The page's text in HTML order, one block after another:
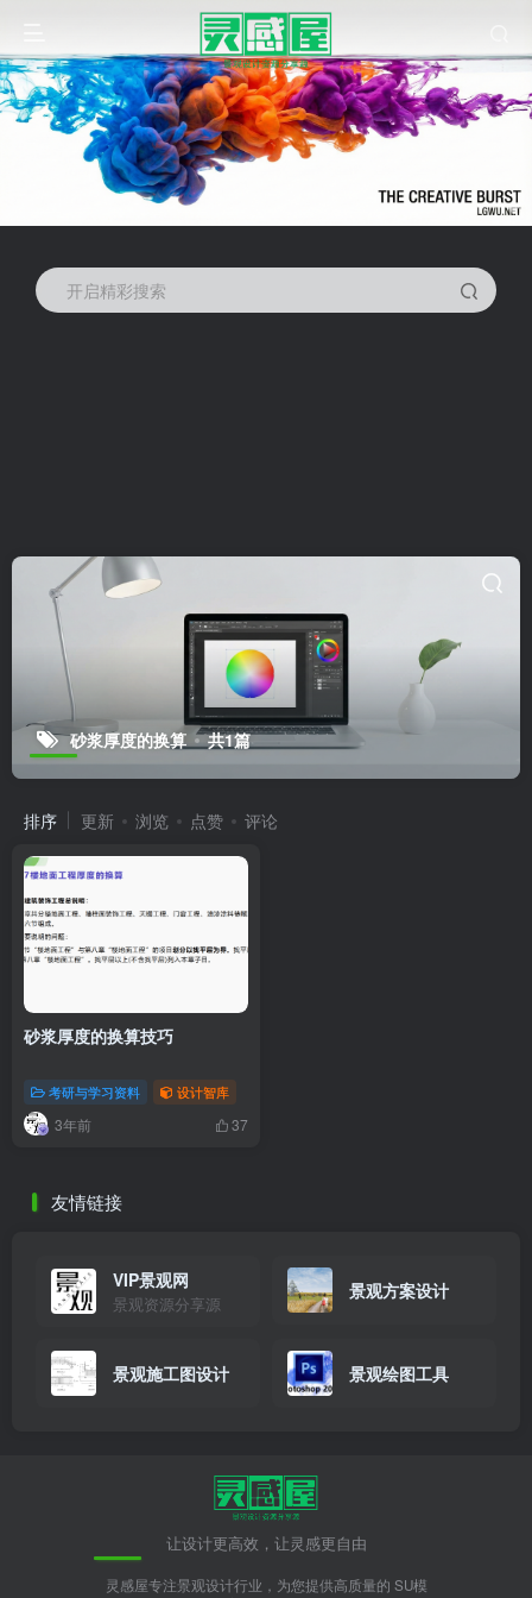
开启精彩搜索
砂浆厚度的换算 共1篇
排序 更新 浏览 点赞 评论
砂浆厚度的换算技巧
考研与学习资料 设计智库
3年前 37
友情链接
VIP景观网
景观资源分享源
景观方案设计
景观施工图设计 景观绘图工具
让设计更高效，让灵感更自由
灵感屋专注景观设计行业，为您提供高质量的 SU模